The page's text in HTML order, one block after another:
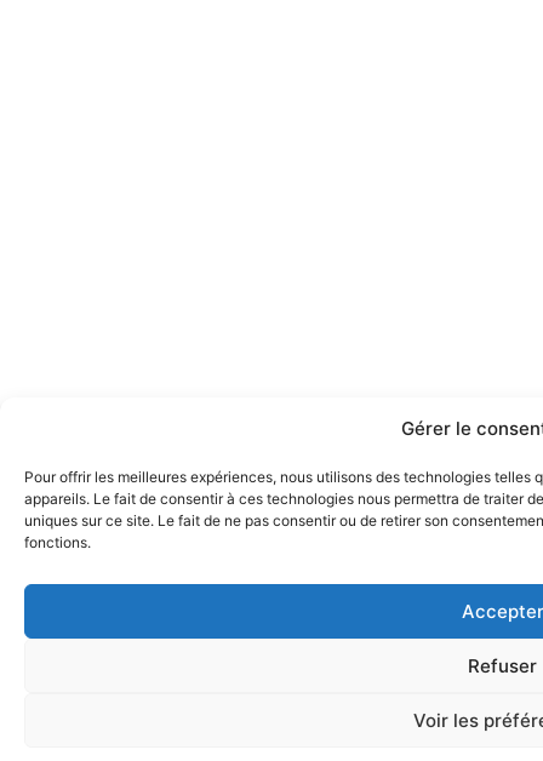
Gérer le
Pour offrir les meilleures expériences, nous utilisons des technologies
appareils. Le fait de consentir à ces technologies nous permettra de traiter
uniques sur ce site. Le fait de ne pas consentir ou de retirer son
fonctions.
Accepter
Refuser
Voir les